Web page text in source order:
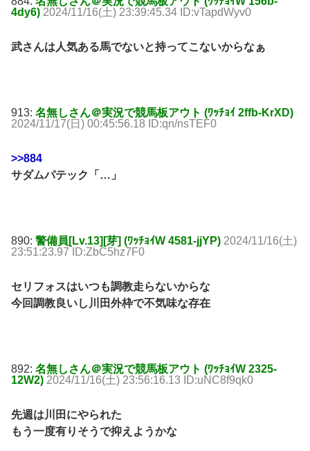
4dy6) 2024/11/16(土) 23:39:45.34 ID:vTapdWyv0
武さんは人気ある馬でないと持ってこないからなぁ
913: 名無しさん＠実況で競馬板アウト (ﾜｯﾁｮｲ 2ffb-KrXD)
2024/11/17(日) 00:45:56.18 ID:qn/nsTEF0
>>884
サダムパテック「…」
890: 警備員[Lv.13][芽] (ﾜｯﾁｮｲW 4581-jjYP) 2024/11/16(土)
23:51:23.97 ID:ZbC5hz7F0
セリフォスはいつも調教走らないからな
今回調教良いし川田外枠で不気味な存在
892: 名無しさん＠実況で競馬板アウト (ﾜｯﾁｮｲW 2325-
12W2) 2024/11/16(土) 23:56:16.13 ID:uNC8f9qk0
先週は川田にやられた
もう一度有りそうで抑えようかな